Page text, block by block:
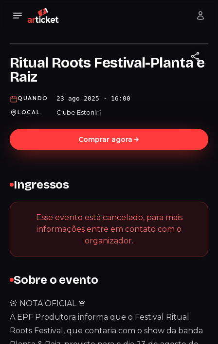
Ritual Roots Festival-Planta e
Raiz
QUANDO 23 ago 2025 · 16:00
LOCAL Clube Estoril
Comprar agora
Sobre o evento
🚨 NOTA OFICIAL 🚨
A EPF Produtora informa que o Festival Ritual
Roots Festival, que contaria com o show da banda
Ingressos
Esse evento está cancelado, para mais
informações entre em contato com o
organizador.